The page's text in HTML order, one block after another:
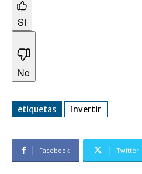
Sí
No
etiquetas invertir
Facebook Twitter